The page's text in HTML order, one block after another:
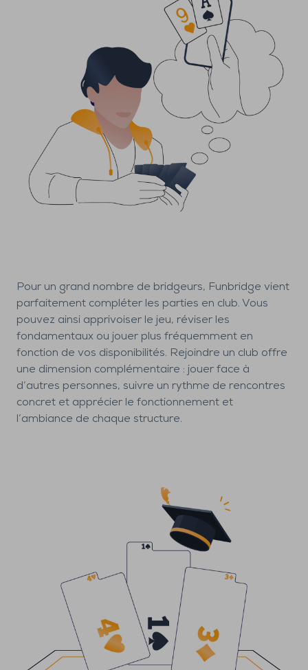
Pour un grand nombre de bridgeurs, Funbridge vient
parfaitement compléter les parties en club. Vous
pouvez ainsi apprivoiser le jeu, réviser les
fondamentaux ou jouer plus fréquemment en
fonction de vos disponibilités. Rejoindre un club offre
une dimension complémentaire : jouer face à
d’autres personnes, suivre un rythme de rencontres
concret et apprécier le fonctionnement et
l’ambiance de chaque structure.